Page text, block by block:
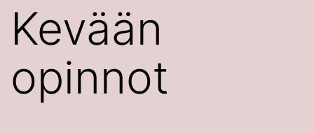
Kevään
opinnot